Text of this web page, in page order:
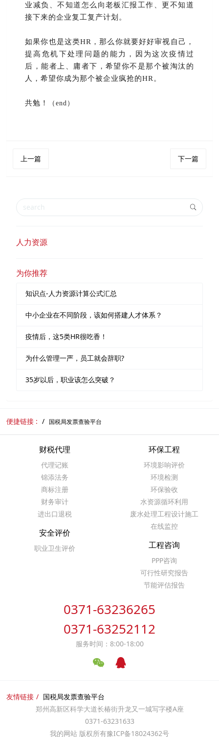
业减负、不知道怎么向老板汇报工作、更不知道
接下来的企业复工复产计划。
如果你也是这类HR，那么你就要好好审视自己，
提高危机下处理问题的能力，因为这次疫情过
后，能者上、庸者下，希望你不是那个被淘汰的
人，希望你成为那个被企业疯抢的HR。
共勉！ （end ）
上一篇 下一篇
人力资源
为你推荐
知识点-人力资源计算公式汇总
中小企业在不同阶段，该如何搭建人才体系？
疫情后，这5类HR很吃香！
为什么管理一严，员工就会辞职?
35岁以后，职业该怎么突破？
便捷链接 : 国税局发票查验平台
财税代理
代理记账
锦添法务
商标注册
财务审计
进出口退税
环保工程
环境影响评价
环境检测
环保验收
水资源循环利用
废水处理工程设计施工
在线监控
安全评价
职业卫生评价 工程咨询
PPP咨询
可行性研究报告
节能评估报告
0371-63236265
0371-63252112
服务时间：8:00-18:00
友情链接
国税局发票查验平台
郑州高新区科学大道长椿街升龙又一城写字楼A座
0371-63231633
我的网站 版权所有豫ICP备18024362号